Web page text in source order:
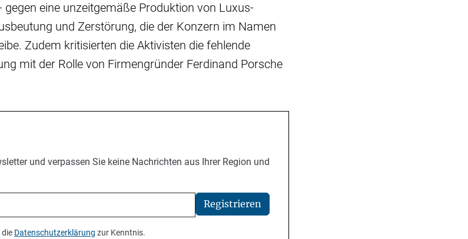
gegen eine unzeitgemäße Produktion von Luxus-
und Zerstörung, die der Konzern im Namen
Zudem kritisierten die Aktivisten die fehlende
mit der Rolle von Firmengründer Ferdinand Porsche
und verpassen Sie keine Nachrichten aus Ihrer Region und
Registrieren
die Datenschutzerklärung zur Kenntnis.